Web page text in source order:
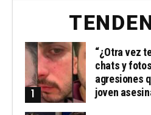
“¿Otra vez
chats y
agresiones
joven